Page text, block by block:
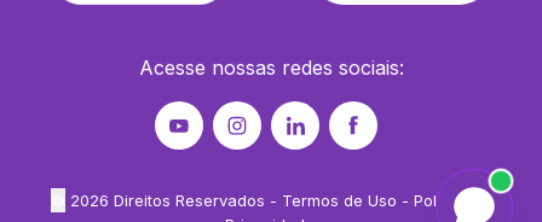
Acesse nossas redes sociais:
2026 Direitos Reservados - Termos de Uso - Política de